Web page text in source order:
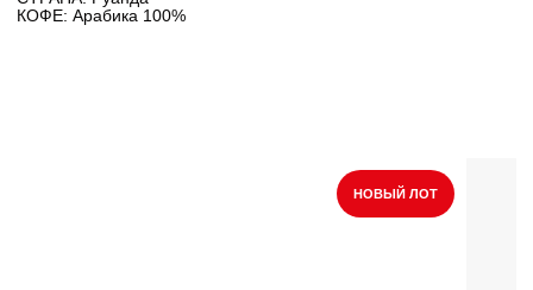
КОФЕ: Арабика 100%
НОВЫЙ ЛОТ